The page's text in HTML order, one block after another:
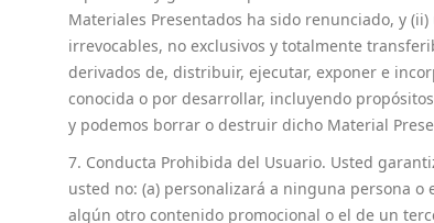
Materiales Presentados ha sido renunciado, y
irrevocables, no exclusivos y totalmente
derivados de, distribuir, ejecutar, exponer e
conocida o por desarrollar, incluyendo
y podemos borrar o destruir dicho Material
7. Conducta Prohibida del Usuario. Usted
usted no: (a) personalizará a ninguna persona
algún otro contenido promocional o el de un